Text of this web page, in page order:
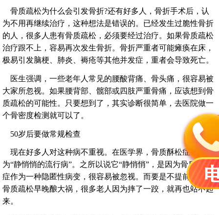
骨质疏松为什么会引发骨折?还有好多人，骨折手术后，认
为不用再继续治疗，这种想法是错误的。已经发生过脆性骨折
的人，很多人患有骨质疏松，必须要经过治疗。如果骨质疏松
治疗跟不上，容易再次发生骨折。骨折严重者可能瘫痪在床，
极易引发脑梗、肺炎、褥疮等其他并发症，重者会导致死亡。
医生强调，一些老年人常见的腰酸背痛、骨头痛，很容易被
大家所忽视。如果腰背部、髋部或四肢严重骨痛，应该想到骨
质疏松的可能性。只要想到了，其实诊断很简单，去医院做一
个骨密度检测就可以了。
50岁后要做常规检查
现在好多人对这种病不重视。在医学界，骨质酥松症被称
为“静悄悄的流行病”。之所以说它“静悄悄”，是因为骨质疏松
症作为一种隐匿性病变，很容易被忽视。而要是不提前预防，
骨质疏松早晚酿大祸，很多老人因为摔了一跤，就再也站不起
来。